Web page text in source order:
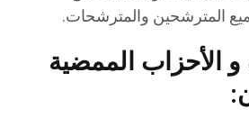
المترشحين والمترشحات.
الأحزاب الممضية